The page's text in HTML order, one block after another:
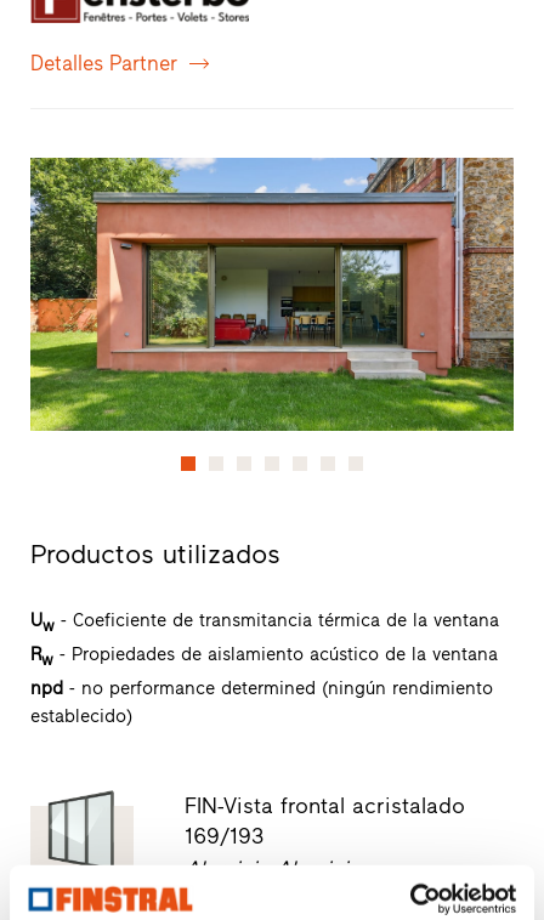
Detalles Partner
Productos utilizados
Uw- Coeficiente de transmitancia térmica de la ventana
Rw- Propiedades de aislamiento acústico de la ventana
npd- no performance determined (ningún rendimiento
establecido)
FIN-Vista frontal acristalado
169/193
Aluminio-Aluminio
Descargar ficha técnica de producto